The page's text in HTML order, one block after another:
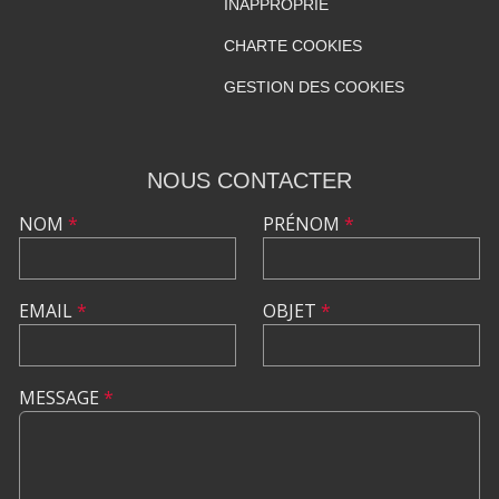
INAPPROPRIÉ
CHARTE COOKIES
GESTION DES COOKIES
NOUS CONTACTER
NOM *
EMAIL*
PRÉNOM *
OBJET *
MESSAGE *